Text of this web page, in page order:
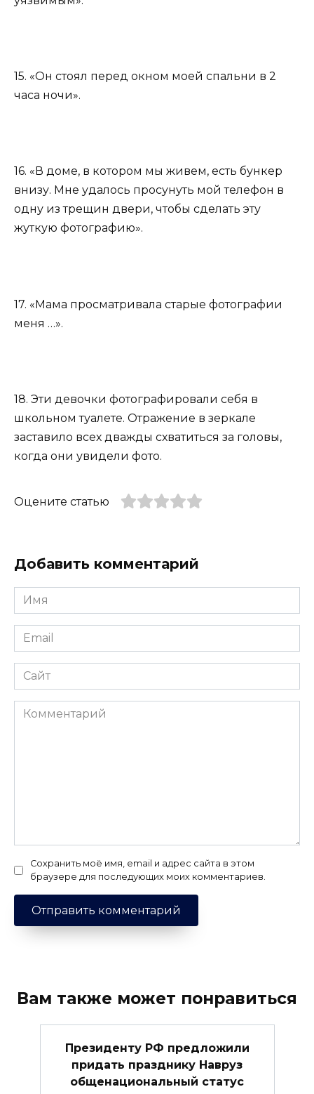
15. «Он стоял перед окном моей спальни в 2
часа ночи».
16. «В доме, в котором мы живем, есть бункер
внизу. Мне удалось просунуть мой телефон в
одну из трещин двери, чтобы сделать эту
жуткую фотографию».
17. «Мама просматривала старые фотографии
меня …».
18. Эти девочки фотографировали себя в
школьном туалете. Отражение в зеркале
заставило всех дважды схватиться за головы,
когда они увидели фото.
Оцените статью
Добавить комментарий
Имя
*
Email
*
Сайт
Комментарий
Сохранить моё имя, email и адрес сайта в этом
браузере для последующих моих комментариев.
Вам также может понравиться
Президенту РФ предложили
придать празднику Навруз
общенациональный статус